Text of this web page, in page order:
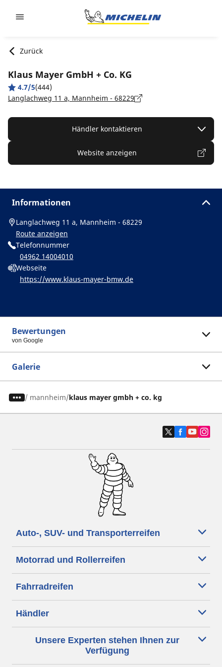
Zurück
Klaus Mayer GmbH + Co. KG
4.7/5(444)
Langlachweg 11 a, Mannheim - 68229
Händler kontaktieren
Website anzeigen
Informationen
Langlachweg 11 a, Mannheim - 68229
Route anzeigen
Telefonnummer
04962 14004010
Webseite
https://www.klaus-mayer-bmw.de
Bewertungen
von Google
Galerie
/ mannheim klaus mayer gmbh + co. kg
Auto-, SUV- und Transporterreifen
Motorrad und Rollerreifen
Fahrradreifen
Händler
Unsere Experten stehen Ihnen zur
Verfügung